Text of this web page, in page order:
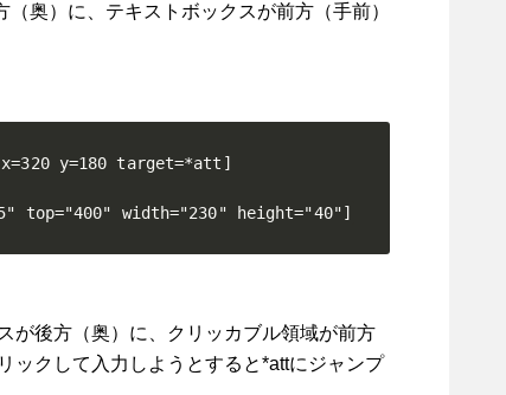
奥）に、テキストボックスが前方（手前）
y=180 target=*att]
width="230" height="40"]
後方（奥）に、クリッカブル領域が前方
ックして入力しようとすると*attにジャンプ